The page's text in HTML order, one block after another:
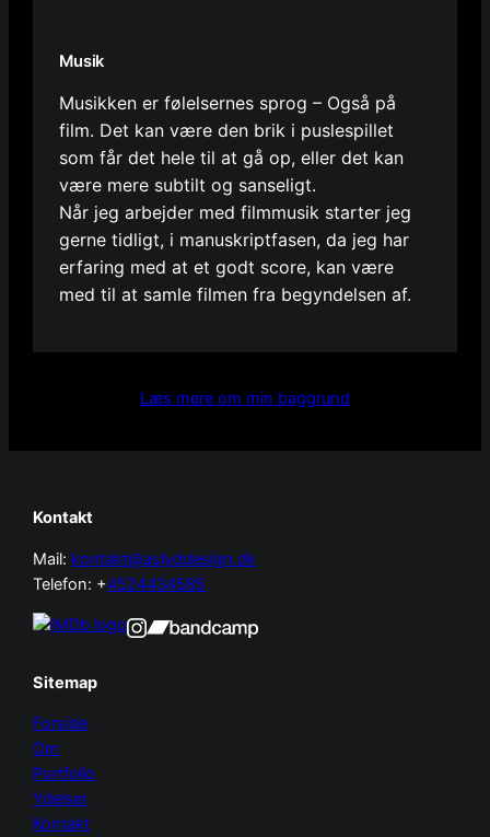
Musik
Musikken er følelsernes sprog – Også på
film. Det kan være den brik i puslespillet
som får det hele til at gå op, eller det kan
være mere subtilt og sanseligt.
Når jeg arbejder med filmmusik starter jeg
gerne tidligt, i manuskriptfasen, da jeg har
erfaring med at et godt score, kan være
med til at samle filmen fra begyndelsen af.
Læs mere om min baggrund
Kontakt
Mail: kontakt@aslyddesign.dk
Telefon: +4524434585
Sitemap
Forside
Om
Portfolio
Ydelser
Kontakt